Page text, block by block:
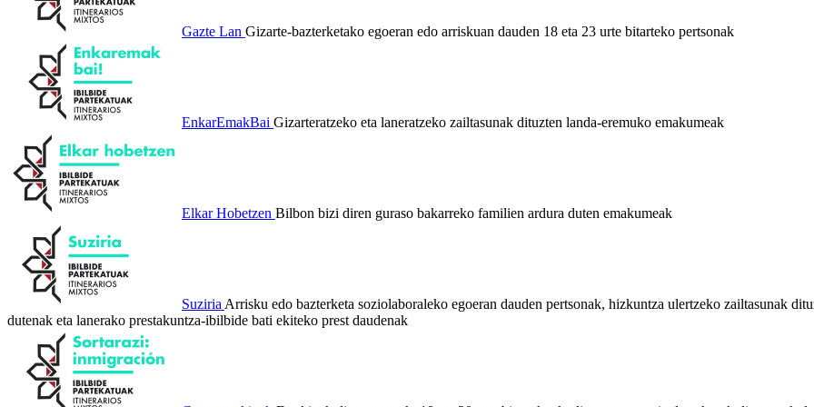
Gazte Lan Gizarte-bazterketako egoeran edo arriskuan dauden 18 eta 23 urte bitarteko pertsonak
EnkarEmakBai Gizarteratzeko eta laneratzeko zailtasunak dituzten landa-eremuko emakumeak
Elkar Hobetzen Bilbon bizi diren guraso bakarreko familien ardura duten emakumeak
Suziria Arrisku edo bazterketa soziolaboraleko egoeran dauden pertsonak, hizkuntza ulertzeko zailtasunak
dutenak eta lanerako prestakuntza-ibilbide bati ekiteko prest daudenak